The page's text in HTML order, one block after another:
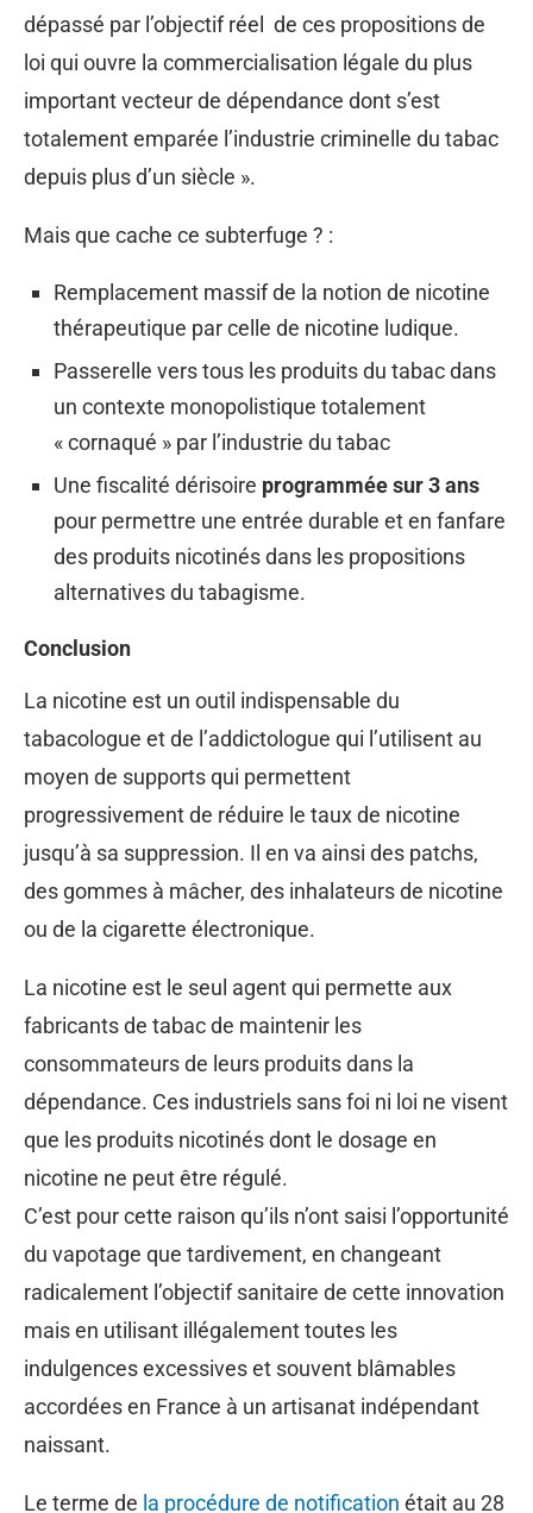
dépassé par l’objectif réel de ces propositions de
loi qui ouvre la commercialisation légale du plus
important vecteur de dépendance dont s’est
totalement emparée l’industrie criminelle du tabac
depuis plus d’un siècle ».
Mais que cache ce subterfuge ? :
Remplacement massif de la notion de nicotine
thérapeutique par celle de nicotine ludique.
Passerelle vers tous les produits du tabac dans
un contexte monopolistique totalement
« cornaqué » par l’industrie du tabac
Une fiscalité dérisoire programmée sur 3 ans
pour permettre une entrée durable et en fanfare
des produits nicotinés dans les propositions
alternatives du tabagisme.
Conclusion
La nicotine est un outil indispensable du
tabacologue et de l’addictologue qui l’utilisent au
moyen de supports qui permettent
progressivement de réduire le taux de nicotine
jusqu’à sa suppression. Il en va ainsi des patchs,
des gommes à mâcher, des inhalateurs de nicotine
ou de la cigarette électronique.
La nicotine est le seul agent qui permette aux
fabricants de tabac de maintenir les
consommateurs de leurs produits dans la
dépendance. Ces industriels sans foi ni loi ne visent
que les produits nicotinés dont le dosage en
nicotine ne peut être régulé.
C’est pour cette raison qu’ils n’ont saisi l’opportunité
du vapotage que tardivement, en changeant
radicalement l’objectif sanitaire de cette innovation
mais en utilisant illégalement toutes les
indulgences excessives et souvent blâmables
accordées en France à un artisanat indépendant
naissant.
Le terme de la procédure de notification était au 28